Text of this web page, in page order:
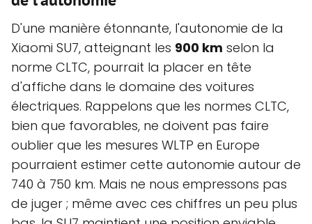
D'une manière étonnante, l'autonomie de la
Xiaomi SU7, atteignant les 900 km selon la
norme CLTC, pourrait la placer en tête
d'affiche dans le domaine des voitures
électriques. Rappelons que les normes CLTC,
bien que favorables, ne doivent pas faire
oublier que les mesures WLTP en Europe
pourraient estimer cette autonomie autour de
740 à 750 km. Mais ne nous empressons pas
de juger ; même avec ces chiffres un peu plus